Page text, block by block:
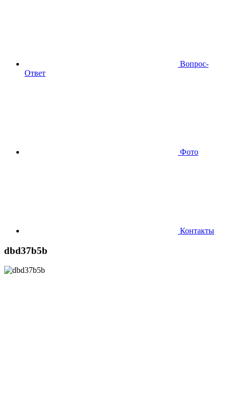
Вопрос-
Ответ
Фото
Контакты
dbd37b5b